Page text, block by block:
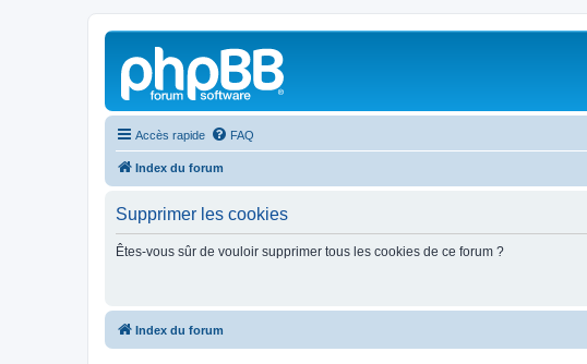
Accès rapide FAQ
Index du forum
Supprimer les cookies
Êtes-vous sûr de vouloir supprimer tous les cookies de ce forum ?
Index du forum